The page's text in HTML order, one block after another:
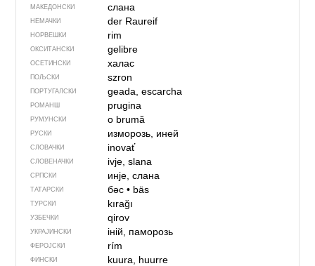
МАКЕДОНСКИ слана
НЕМАЧКИ der Raureif
НОРВЕШКИ rim
ОКСИТАНСКИ gelibre
ОСЕТИНСКИ халас
ПОЉСКИ szron
ПОРТУГАЛСКИ geada, escarcha
РОМАНШ prugina
РУМУНСКИ o brumă
РУСКИ изморозь, иней
СЛОВАЧКИ inovať
СЛОВЕНАЧКИ ivje, slana
СРПСКИ инје, слана
ТАТАРСКИ бәс• bäs
ТУРСКИ kırağı
УЗБЕЧКИ qirov
УКРАЈИНСКИ іній, паморозь
ФЕРОЈСКИ rím
ФИНСКИ kuura, huurre